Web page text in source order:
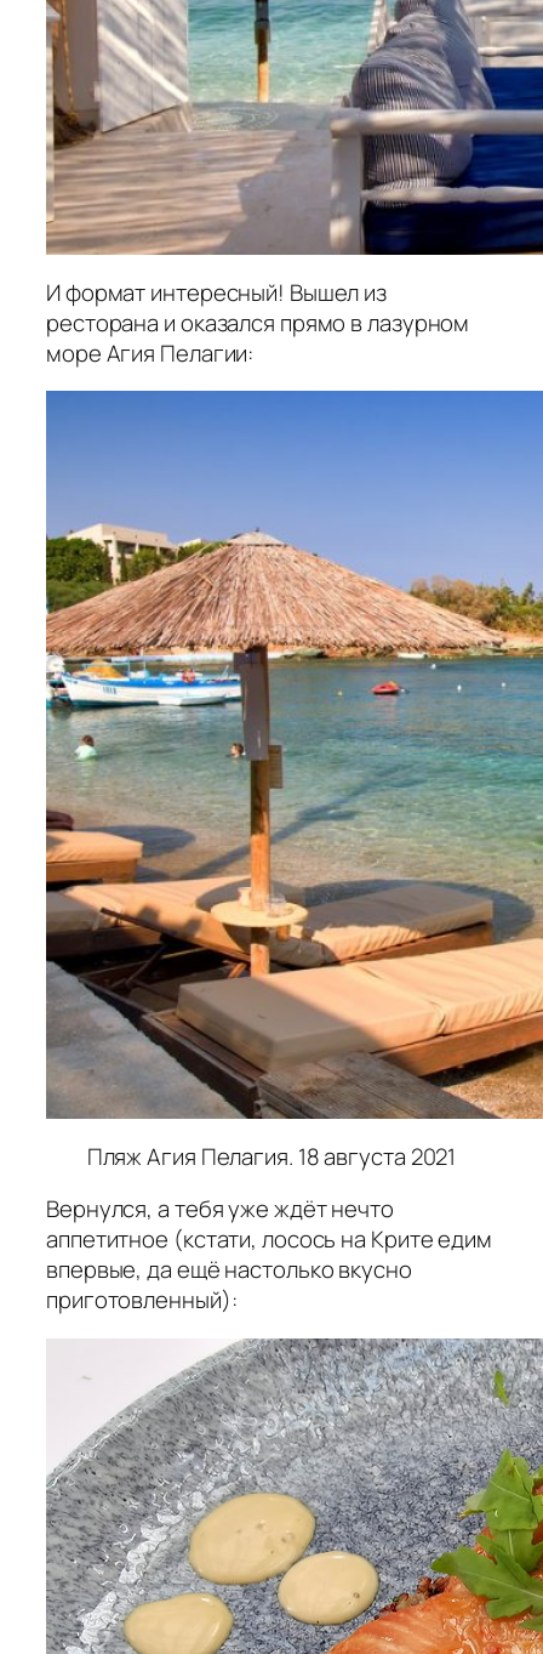
И формат интересный! Вышел из
ресторана и оказался прямо в лазурном
море Агия Пелагии:
Пляж Агия Пелагия. 18 августа 2021
Вернулся, а тебя уже ждёт нечто
аппетитное (кстати, лосось на Крите едим
впервые, да ещё настолько вкусно
приготовленный):